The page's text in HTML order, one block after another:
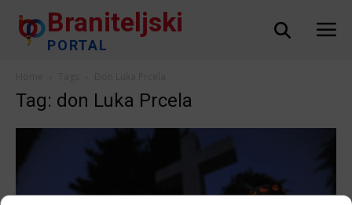
Braniteljski
PORTAL
Tag: don Luka Prcela